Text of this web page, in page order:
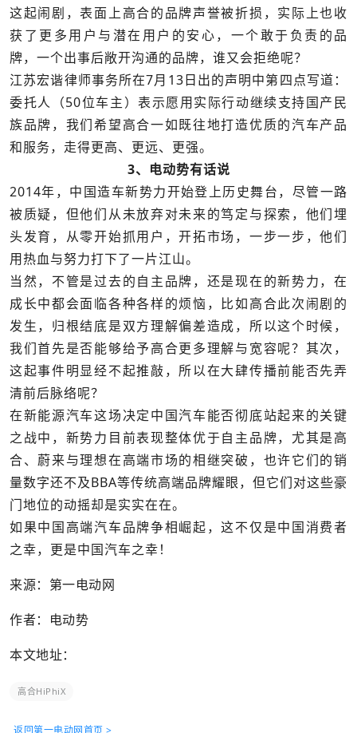
这起闹剧，表面上高合的品牌声誉被折损，实际上也收
获了更多用户与潜在用户的安心，一个敢于负责的品
牌，一个出事后敞开沟通的品牌，谁又会拒绝呢？
江苏宏谐律师事务所在7月13日出的声明中第四点写道：
委托人（50位车主）表示愿用实际行动继续支持国产民
族品牌，我们希望高合一如既往地打造优质的汽车产品
和服务，走得更高、更远、更强。
3、电动势有话说
2014年，中国造车新势力开始登上历史舞台，尽管一路
被质疑，但他们从未放弃对未来的笃定与探索，他们埋
头发育，从零开始抓用户，开拓市场，一步一步，他们
用热血与努力打下了一片江山。
当然，不管是过去的自主品牌，还是现在的新势力，在
成长中都会面临各种各样的烦恼，比如高合此次闹剧的
发生，归根结底是双方理解偏差造成，所以这个时候，
我们首先是否能够给予高合更多理解与宽容呢？其次，
这起事件明显经不起推敲，所以在大肆传播前能否先弄
清前后脉络呢？
在新能源汽车这场决定中国汽车能否彻底站起来的关键
之战中，新势力目前表现整体优于自主品牌，尤其是高
合、蔚来与理想在高端市场的相继突破，也许它们的销
量数字还不及BBA等传统高端品牌耀眼，但它们对这些豪
门地位的动摇却是实实在在。
如果中国高端汽车品牌争相崛起，这不仅是中国消费者
之幸，更是中国汽车之幸！
来源：第一电动网
作者：电动势
本文地址：
高合HiPhiX
返回第一电动网首页 >